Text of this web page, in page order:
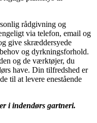
rådgivning og
via telefon, email og
give skræddersyede
og dyrkningsforhold.
og de værktøjer, du
have. Din tilfredshed er
til at levere enestående
i indendørs gartneri.